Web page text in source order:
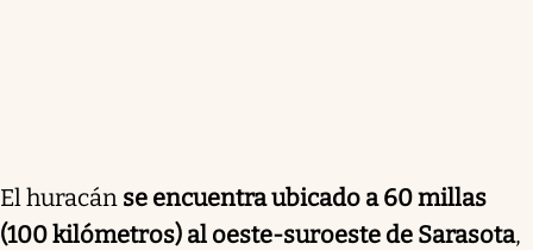
El huracán se encuentra ubicado a 60 millas
(100 kilómetros) al oeste-suroeste de Sarasota,